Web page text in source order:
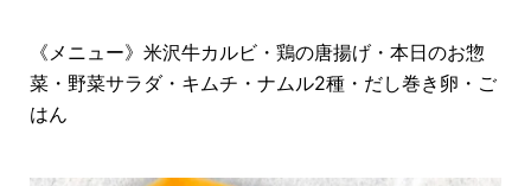
《メニュー》米沢牛カルビ・鶏の唐揚げ・本日のお惣
菜・野菜サラダ・キムチ・ナムル2種・だし巻き卵・ご
はん